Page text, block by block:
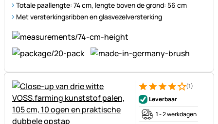
Totale paallengte: 74 cm, lengte boven de grond: 56 cm
Met versterkingsribben en glasvezelversterking
Beoordeling: 4 van 5 (1
1 Bewertung
(1)
Leverbaar
1 - 2 werkdagen